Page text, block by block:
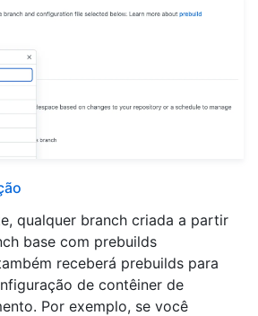
qualquer branch criada a partir
base com prebuilds
receberá prebuilds para
de contêiner de
Por exemplo, se você